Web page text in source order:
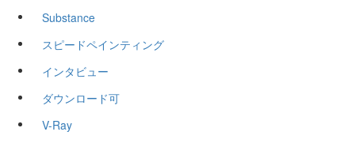
Substance
スピードペインティング
インタビュー
ダウンロード可
V-Ray